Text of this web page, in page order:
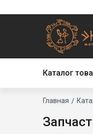
Каталог
Главная